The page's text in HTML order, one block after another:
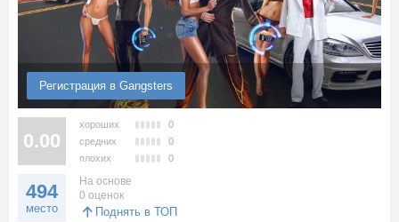
Регистрация в Gangsters
0.00
хороших
0
средних
0
плохих
0
494
место
На основе
0 оценок
Поднять в ТОП